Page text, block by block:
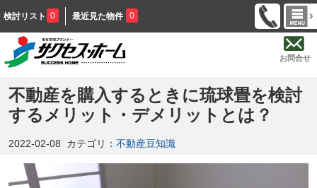
検討リスト 0 最近見た物件 0
お問合せ
不動産を購入するときに琉球畳を検討
するメリット・デメリットとは？
2022-02-08 カテゴリ： 不動産豆知識